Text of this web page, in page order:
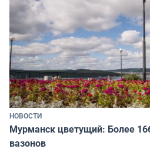
НОВОСТИ
Мурманск цветущий: Более
вазонов